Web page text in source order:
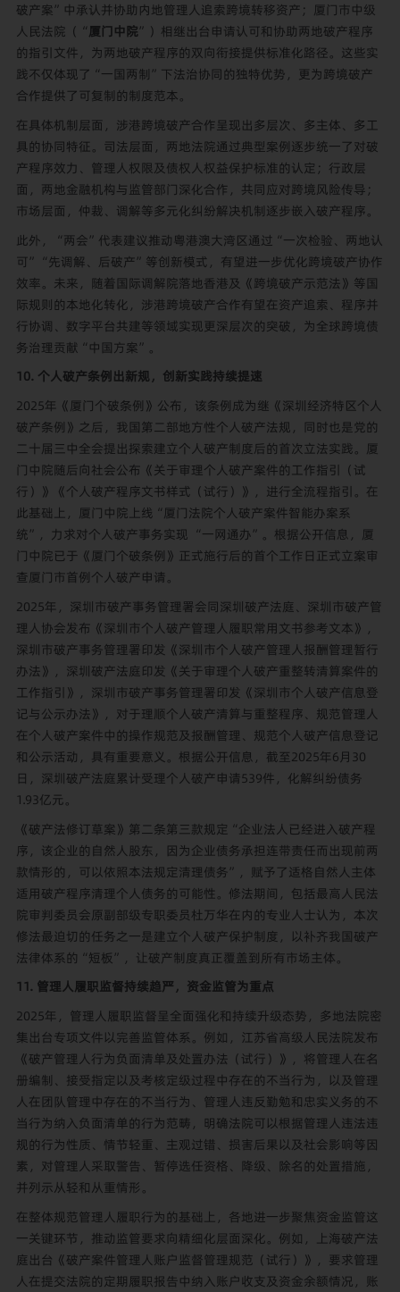
破产案”中承认并协助内地管理人追索跨境转移资产；厦门市中级
人民法院（“厦门中院”）相继出台申请认可和协助两地破产程序
的指引文件，为两地破产程序的双向衔接提供标准化路径。这些实
践不仅体现了“一国两制”下法治协同的独特优势，更为跨境破产
合作提供了可复制的制度范本。
在具体机制层面，涉港跨境破产合作呈现出多层次、多主体、多工
具的协同特征。司法层面，两地法院通过典型案例逐步统一了对破
产程序效力、管理人权限及债权人权益保护标准的认定；行政层
面，两地金融机构与监管部门深化合作，共同应对跨境风险传导；
市场层面，仲裁、调解等多元化纠纷解决机制逐步嵌入破产程序。
此外，“两会”代表建议推动粤港澳大湾区通过“一次检验、两地认
可”“先调解、后破产”等创新模式，有望进一步优化跨境破产协作
效率。未来，随着国际调解院落地香港及《跨境破产示范法》等国
际规则的本地化转化，涉港跨境破产合作有望在资产追索、程序并
行协调、数字平台共建等领域实现更深层次的突破，为全球跨境债
务治理贡献“中国方案”。
10. 个人破产条例出新规，创新实践持续提速
2025年《厦门个破条例》公布，该条例成为继《深圳经济特区个人
破产条例》之后，我国第二部地方性个人破产法规，同时也是党的
二十届三中全会提出探索建立个人破产制度后的首次立法实践。厦
门中院随后向社会公布《关于审理个人破产案件的工作指引（试
行）》《个人破产程序文书样式（试行）》，进行全流程指引。在
此基础上，厦门中院上线“厦门法院个人破产案件智能办案系
统”，力求对个人破产事务实现 “一网通办”。根据公开信息，厦
门中院已于《厦门个破条例》正式施行后的首个工作日正式立案审
查厦门市首例个人破产申请。
2025年，深圳市破产事务管理署会同深圳破产法庭、深圳市破产管
理人协会发布《深圳市个人破产管理人履职常用文书参考文本》，
深圳市破产事务管理署印发《深圳市个人破产管理人报酬管理暂行
办法》，深圳破产法庭印发《关于审理个人破产重整转清算案件的
工作指引》，深圳市破产事务管理署印发《深圳市个人破产信息登
记与公示办法》，对于理顺个人破产清算与重整程序、规范管理人
在个人破产案件中的操作规范及报酬管理、规范个人破产信息登记
和公示活动，具有重要意义。根据公开信息，截至2025年6月30
日，深圳破产法庭累计受理个人破产申请539件，化解纠纷债务
1.93亿元。
《破产法修订草案》第二条第三款规定“企业法人已经进入破产程
序，该企业的自然人股东，因为企业债务承担连带责任而出现前两
款情形的，可以依照本法规定清理债务”，赋予了适格自然人主体
适用破产程序清理个人债务的可能性。修法期间，包括最高人民法
院审判委员会原副部级专职委员杜万华在内的专业人士认为，本次
修法最迫切的任务之一是建立个人破产保护制度，以补齐我国破产
法律体系的“短板”，让破产制度真正覆盖到所有市场主体。
11. 管理人履职监督持续趋严，资金监管为重点
2025年，管理人履职监督呈全面强化和持续升级态势，多地法院密
集出台专项文件以完善监管体系。例如，江苏省高级人民法院发布
《破产管理人行为负面清单及处置办法（试行）》，将管理人在名
册编制、接受指定以及考核定级过程中存在的不当行为，以及管理
人在团队管理中存在的不当行为、管理人违反勤勉和忠实义务的不
当行为纳入负面清单的行为范畴，明确法院可以根据管理人违法违
规的行为性质、情节轻重、主观过错、损害后果以及社会影响等因
素，对管理人采取警告、暂停选任资格、降级、除名的处置措施，
并列示从轻和从重情形。
在整体规范管理人履职行为的基础上，各地进一步聚焦资金监管这
一关键环节，推动监管要求向精细化层面深化。例如，上海破产法
庭出台《破产案件管理人账户监督管理规范（试行）》，要求管理
人在提交法院的定期履职报告中纳入账户收支及资金余额情况，账